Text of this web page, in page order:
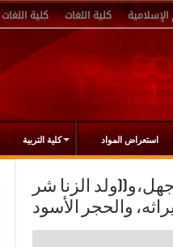
كلية اللغات كلية اللغات الإسلامية
كلية التربية استعراض المواد
جهل،و((ولد الزنا شر